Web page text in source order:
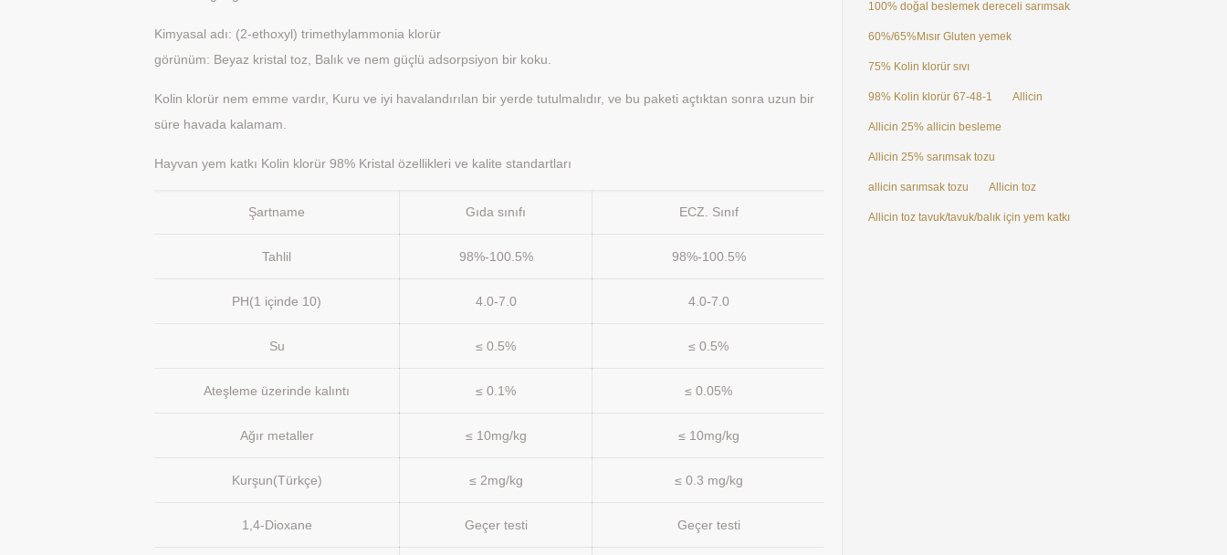
Kimyasal adı: (2-ethoxyl) trimethylammonia klorür
görünüm: Beyaz kristal toz, Balık ve nem güçlü adsorpsiyon bir koku.
Kolin klorür nem emme vardır, Kuru ve iyi havalandırılan bir yerde tutulmalıdır, ve bu paketi açtıktan sonra uzun bir
süre havada kalamam.
Hayvan yem katkı Kolin klorür 98% Kristal özellikleri ve kalite standartları
Şartname Gıda sınıfı ECZ. Sınıf
Tahlil 98%-100.5% 98%-100.5%
PH(1 içinde 10) 4.0-7.0 4.0-7.0
Su ≤ 0.5% ≤ 0.5%
Ateşleme üzerinde kalıntı ≤ 0.1% ≤ 0.05%
Ağır metaller ≤ 10mg/kg ≤ 10mg/kg
Kurşun(Türkçe) ≤ 2mg/kg ≤ 0.3 mg/kg
1,4-Dioxane Geçer testi Geçer testi
100% doğal beslemek dereceli sarımsak özü Allicin toz 25%
60%/65%Mısır Gluten yemek
75% Kolin klorür sıvı
98% Kolin klorür 67-48-1 Allicin
Allicin 25% allicin besleme
Allicin 25% sarımsak tozu
allicin sarımsak tozu Allicin toz
Allicin toz tavuk/tavuk/balık için yem katkı maddeleri